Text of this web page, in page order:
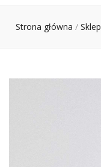
Strona główna / Sklep